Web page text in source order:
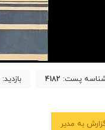
پست: 4182 بازدید:
به مدیر